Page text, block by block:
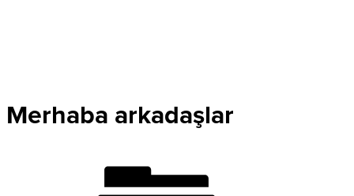
Merhaba arkadaşlar